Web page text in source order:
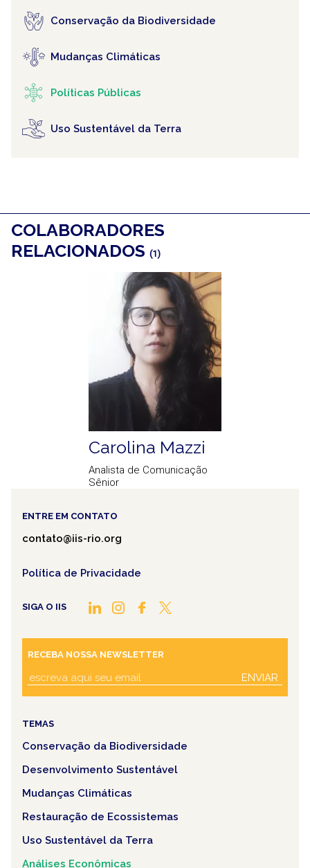
Conservação da Biodiversidade
Mudanças Climáticas
Políticas Públicas
Uso Sustentável da Terra
COLABORADORES
RELACIONADOS (1)
Carolina Mazzi
Analista de Comunicação
Sênior
ENTRE EM CONTATO
contato@iis-rio.org
Política de Privacidade
SIGA O IIS
RECEBA NOSSA NEWSLETTER
ENVIAR
TEMAS
Conservação da Biodiversidade
Desenvolvimento Sustentável
Mudanças Climáticas
Restauração de Ecossistemas
Uso Sustentável da Terra
Análises Econômicas